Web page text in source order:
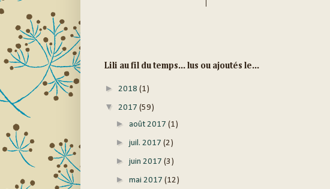
Lili au fil du temps... lus ou ajoutés le...
► 2018 (1)
▼ 2017 (59)
► août 2017 (1)
► juil. 2017 (2)
► juin 2017 (3)
► mai 2017 (12)